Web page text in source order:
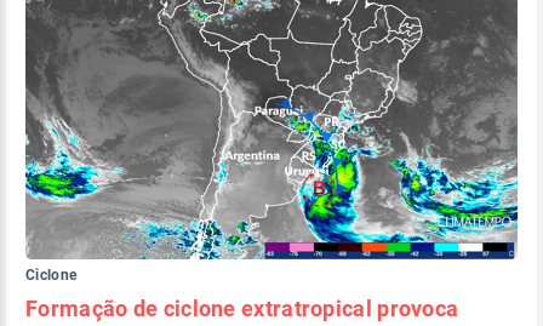
Ciclone
Formação de ciclone extratropical provoca